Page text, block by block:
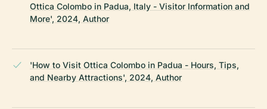
Ottica Colombo in Padua, Italy - Visitor Information and
More', 2024, Author
'How to Visit Ottica Colombo in Padua - Hours, Tips,
and Nearby Attractions', 2024, Author